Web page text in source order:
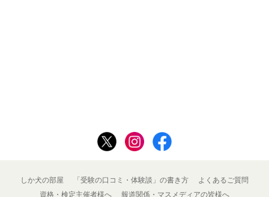
しか犬の部屋 「受験の口コミ・体験談」の書き方
よくあるご質問
資格・検定主催者様へ
報道関係・マスメディアの皆様へ